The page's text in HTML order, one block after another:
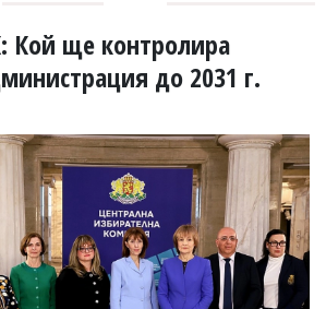
Кой ще контролира
до 2031 г.